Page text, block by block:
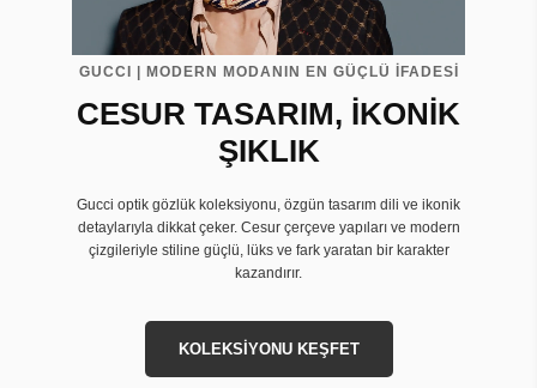
GUCCI | MODERN MODANIN EN GÜÇLÜ İFADESİ
CESUR TASARIM, İKONİK
ŞIKLIK
Gucci optik gözlük koleksiyonu, özgün tasarım dili ve ikonik
detaylarıyla dikkat çeker. Cesur çerçeve yapıları ve modern
çizgileriyle stiline güçlü, lüks ve fark yaratan bir karakter
kazandırır.
KOLEKSİYONU KEŞFET